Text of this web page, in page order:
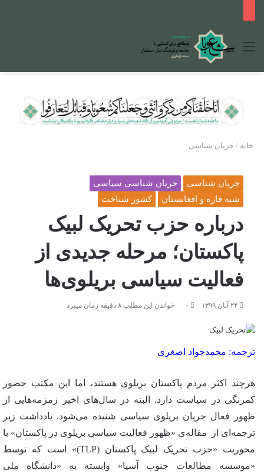
منو
خانه / جریان شناسی
جریان شناسی
جریان شناسی سیاسی
شبه قاره و افغانستان
کشور شناخت
درباره حزب تحریک لبیک
پاکستان؛ مرحله جدیدی از
فعالیت سیاسی بریلوی‌ها
۲۴ آبان ۱۳۹۹ ۰ خواندن این مطلب ۸ دقیقه زمان میبرد
ترجمه: محمدجواد اصغری
هرچند اکثر مردم پاکستان بریلوی هستند، اما این مکتب حضور
کمرنگی در سیاست دارد. البته در سال‌های اخیر زمزمه‌هایی از
ظهور فعال جریان بریلوی سیاسی شنیده می‌شود. یادداشت زیر
ترجمه‌ای از مقاله‌ی «ظهور فعالیت سیاسی بریلوی در پاکستان» با
محوریت «حزب تحریک لبیک پاکستان (TLP)» است که توسط
«موسسه مطالعات جنوب آسیا» وابسته به «دانشگاه ملی